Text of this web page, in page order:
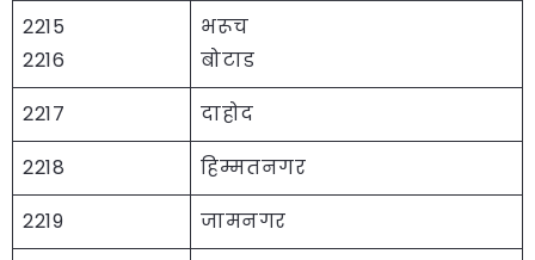
2215
2216
भरूच
बोटाड
2217
दाहोद
2218
हिम्मतनगर
2219
जामनगर